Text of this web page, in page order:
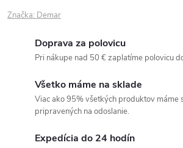
Značka: Demar
Doprava za polovicu
Pri nákupe nad 50 € zaplatíme polovicu
Všetko máme na sklade
Viac ako 95% všetkých produktov máme
pripravených na odoslanie.
Expedícia do 24 hodín